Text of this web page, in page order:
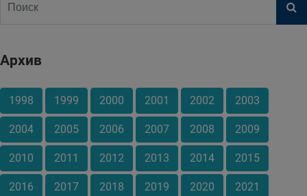
Архив
1998 1999 2000 2001 2002 2003
2004 2005 2006 2007 2008 2009
2010 2011 2012 2013 2014 2015
2016 2017 2018 2019 2020 2021